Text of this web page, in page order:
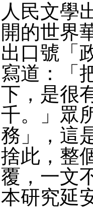
人民文學
開的世界
出口號「
寫道：「
下，是很
千。」眾
務」，這
捨此，整
覆，一文
本研究延